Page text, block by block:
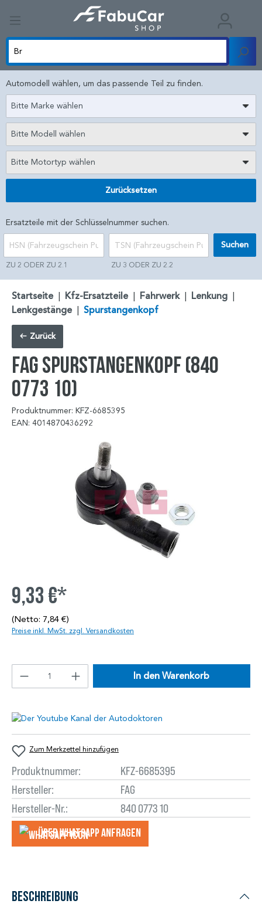
Automodell wählen, um das passende Teil zu finden.
Bitte Marke wählen
Bitte Modell wählen
Bitte Motortyp wählen
Zurücksetzen
Ersatzteile mit der Schlüsselnummer suchen.
ZU 2 ODER ZU 2.1 ZU 3 ODER ZU 2.2
Suchen
Startseite | Kfz-Ersatzteile | Fahrwerk | Lenkung |
Lenkgestänge | Spurstangenkopf
Zurück
FAG Spurstangenkopf (840
0773 10)
Produktnummer: KFZ-6685395
EAN: 4014870436292
9,33 €*
(Netto: 7,84 €)
Preise inkl. MwSt. zzgl. Versandkosten
In den Warenkorb
Zum Merkzettel hinzufügen
Produktnummer:
KFZ-6685395
Hersteller:
FAG
Hersteller-Nr.:
840 0773 10
Über WhatsApp anfragеn
Beschreibung